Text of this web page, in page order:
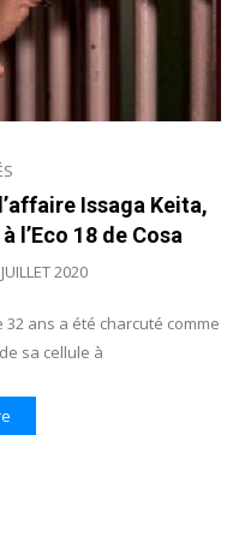
Issaga Keita,
l’Eco 18 de Cosa
2020
32 ans a été charcuté comme
sa cellule à